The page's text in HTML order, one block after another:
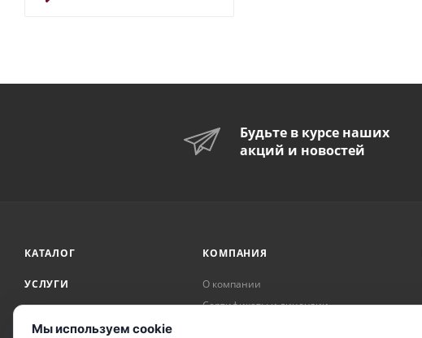
Будьте в курсе наших
акций и новостей
КАТАЛОГ
УСЛУГИ
КОМПАНИЯ
О компании
Сертификаты и лицензии
Мы используем cookie